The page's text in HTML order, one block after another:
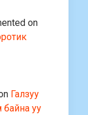
on
Галзуу
байна уу